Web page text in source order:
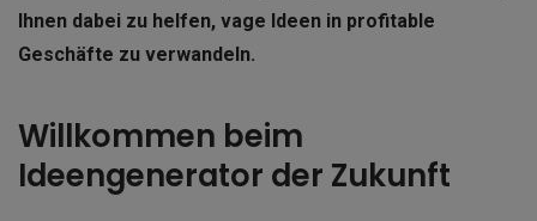
Ihnen dabei zu helfen, vage Ideen in profitable
Geschäfte zu verwandeln.
Willkommen beim
Ideengenerator der Zukunft